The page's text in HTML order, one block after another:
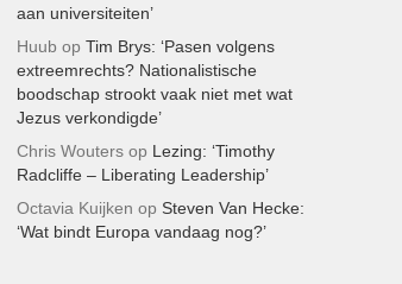
aan universiteiten’
Huub op Tim Brys: ‘Pasen volgens
extreemrechts? Nationalistische
boodschap strookt vaak niet met wat
Jezus verkondigde’
Chris Woutersop Lezing: ‘Timothy
Radcliffe – Liberating Leadership’
Octavia Kuijken op Steven Van Hecke:
‘Wat bindt Europa vandaag nog?’